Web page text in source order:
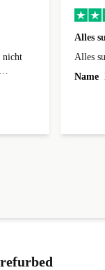
nicht
Alles
Alles
Name